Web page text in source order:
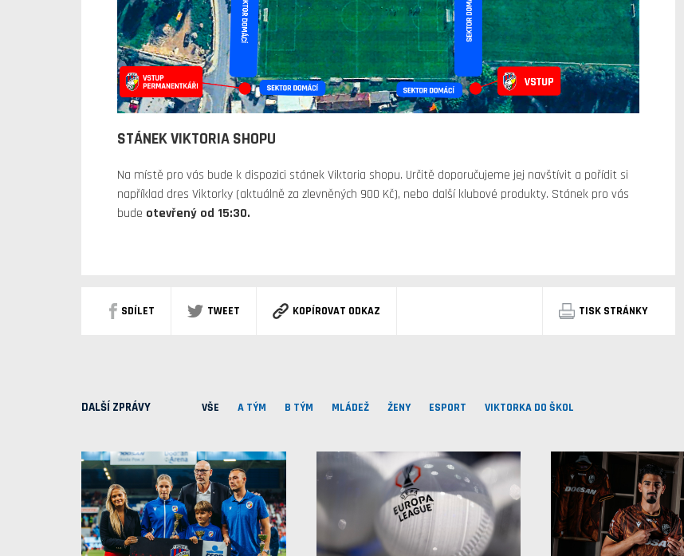
STÁNEK VIKTORIA SHOPU
Na místě pro vás bude k dispozici stánek Viktoria shopu. Určitě doporučujeme jej navštívit a pořídit si
například dres Viktorky (aktuálně za zlevněných 900 Kč), nebo další klubové produkty. Stánek pro vás
bude otevřený od 15:30.
SDÍLET TWEET KOPÍROVAT ODKAZ TISK STRÁNKY
DALŠÍ ZPRÁVY VŠE A TÝM B TÝM MLÁDEŽ ŽENY ESPORT VIKTORKA DO ŠKOL